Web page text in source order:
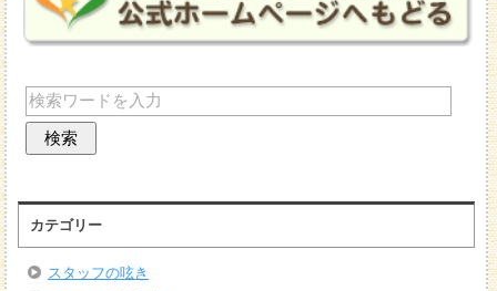
カテゴリー
スタッフの呟き